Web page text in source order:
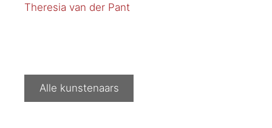
Theresia van der Pant
Alle kunstenaars